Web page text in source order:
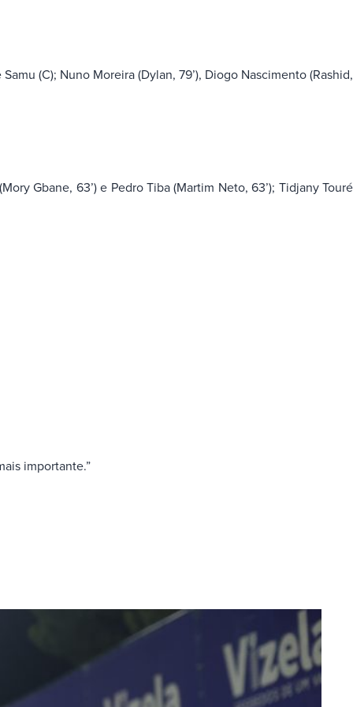
(C); Nuno Moreira (Dylan, 79’), Diogo Nascimento (Rashid,
Gbane, 63’) e Pedro Tiba (Martim Neto, 63’); Tidjany Touré
importante.”